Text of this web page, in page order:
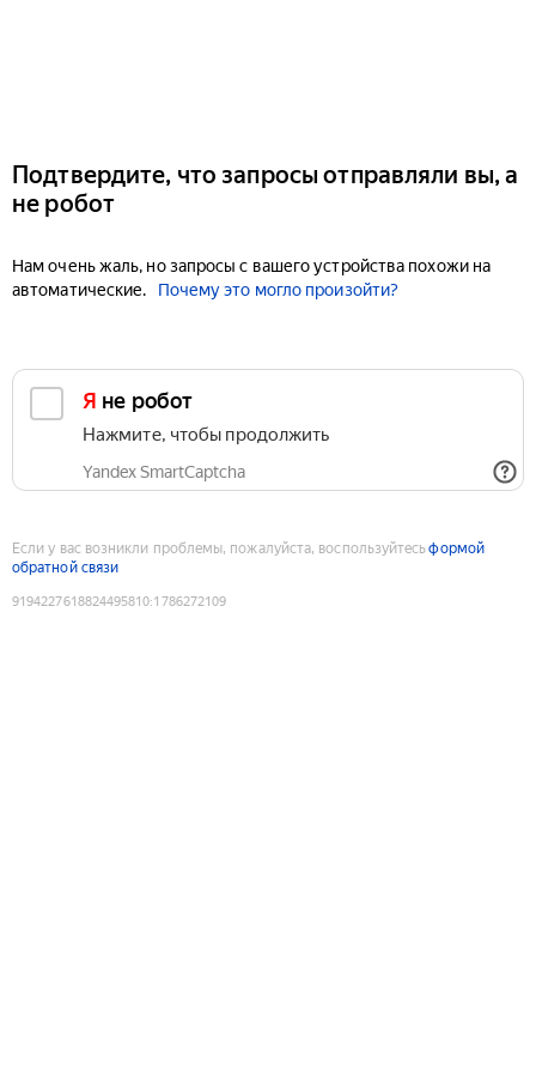
Подтвердите, что запросы отправляли вы, а
не робот
Нам очень жаль, но запросы с вашего устройства похожи на
автоматические.
Почему это могло произойти?
Я не робот
Нажмите, чтобы продолжить
Yandex SmartCaptcha
Если у вас возникли проблемы, пожалуйста, воспользуйтесьформой
обратной связи
9194227618824495810:1786272109